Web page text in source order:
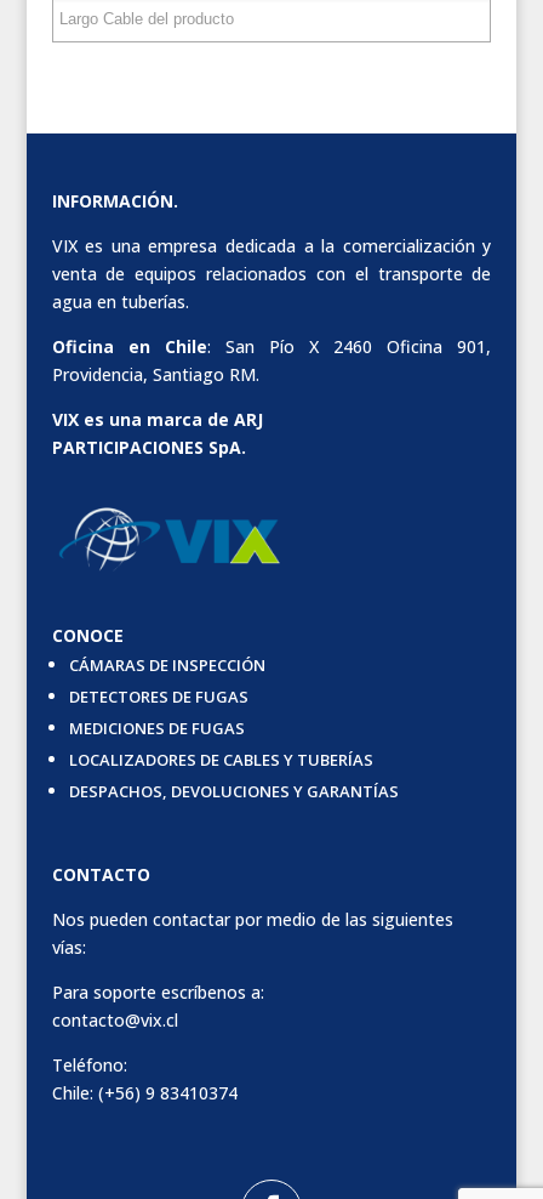
INFORMACIÓN.
VIX es una empresa dedicada a la comercialización y
venta de equipos relacionados con el transporte de
agua en tuberías.
Oficina en Chile: San Pío X 2460 Oficina 901,
Providencia, Santiago RM.
VIX es una marca de ARJ
PARTICIPACIONES SpA.
CONOCE
CÁMARAS DE INSPECCIÓN
DETECTORES DE FUGAS
MEDICIONES DE FUGAS
LOCALIZADORES DE CABLES Y TUBERÍAS
DESPACHOS, DEVOLUCIONES Y GARANTÍAS
CONTACTO
Nos pueden contactar por medio de las siguientes
vías:
Para soporte escríbenos a:
contacto@vix.cl
Teléfono:
Chile: (+56) 9 83410374